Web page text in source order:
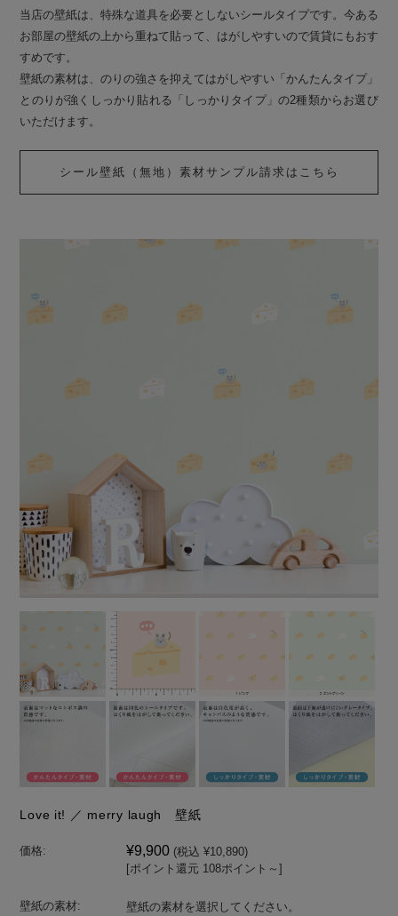
当店の壁紙は、特殊な道具を必要としないシールタイプです。今ある
お部屋の壁紙の上から重ねて貼って、はがしやすいので賃貸にもおす
すめです。
壁紙の素材は、のりの強さを抑えてはがしやすい「かんたんタイプ」
とのりが強くしっかり貼れる「しっかりタイプ」の2種類からお選び
いただけます。
シール壁紙（無地）素材サンプル請求はこちら
Love it! ／ merry laugh 壁紙
価格: ¥9,900 (税込 ¥10,890)
[ポイント還元 108ポイント～]
壁紙の素材: 壁紙の素材を選択してください。